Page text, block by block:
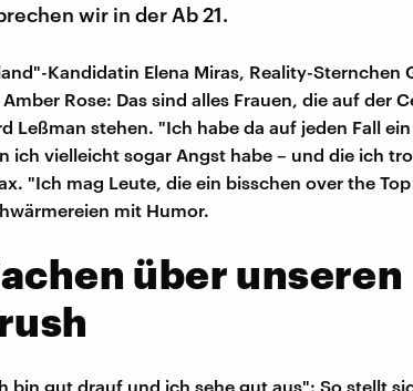
wir in der Ab 21.
Kandidatin Elena Miras, Reality-Sternchen
Rose: Das sind alles Frauen, die auf der
Leßman stehen. "Ich habe da auf jeden Fall
ich vielleicht sogar Angst habe – und die ich
"Ich mag Leute, die ein bisschen over the
mit Humor.
über unseren
bin gut drauf und ich sehe gut aus": So stellt